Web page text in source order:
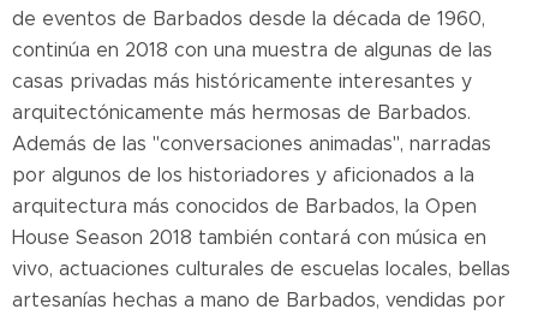
de eventos de Barbados desde la década de 1960,
continúa en 2018 con una muestra de algunas de las
casas privadas más históricamente interesantes y
arquitectónicamente más hermosas de Barbados.
Además de las "conversaciones animadas", narradas
por algunos de los historiadores y aficionados a la
arquitectura más conocidos de Barbados, la Open
House Season 2018 también contará con música en
vivo, actuaciones culturales de escuelas locales, bellas
artesanías hechas a mano de Barbados, vendidas por